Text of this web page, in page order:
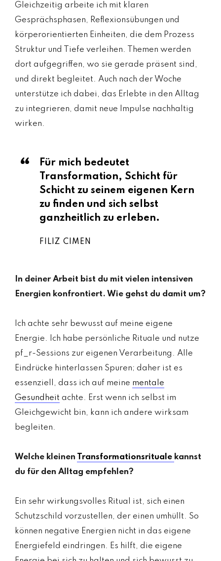
Gleichzeitig arbeite ich mit klaren
Gesprächsphasen, Reflexionsübungen und
körperorientierten Einheiten, die dem Prozess
Struktur und Tiefe verleihen. Themen werden
dort aufgegriffen, wo sie gerade präsent sind,
und direkt begleitet. Auch nach der Woche
unterstütze ich dabei, das Erlebte in den Alltag
zu integrieren, damit neue Impulse nachhaltig
wirken.
Für mich bedeutet
Transformation, Schicht für
Schicht zu seinem eigenen Kern
zu finden und sich selbst
ganzheitlich zu erleben.
FILIZ CIMEN
In deiner Arbeit bist du mit vielen intensiven
Energien konfrontiert. Wie gehst du damit um?
Ich achte sehr bewusst auf meine eigene
Energie. Ich habe persönliche Rituale und nutze
pf_r-Sessions zur eigenen Verarbeitung. Alle
Eindrücke hinterlassen Spuren; daher ist es
essenziell, dass ich auf meine mentale
Gesundheit achte. Erst wenn ich selbst im
Gleichgewicht bin, kann ich andere wirksam
begleiten.
Welche kleinen Transformationsrituale kannst
du für den Alltag empfehlen?
Ein sehr wirkungsvolles Ritual ist, sich einen
Schutzschild vorzustellen, der einen umhüllt. So
können negative Energien nicht in das eigene
Energiefeld eindringen. Es hilft, die eigene